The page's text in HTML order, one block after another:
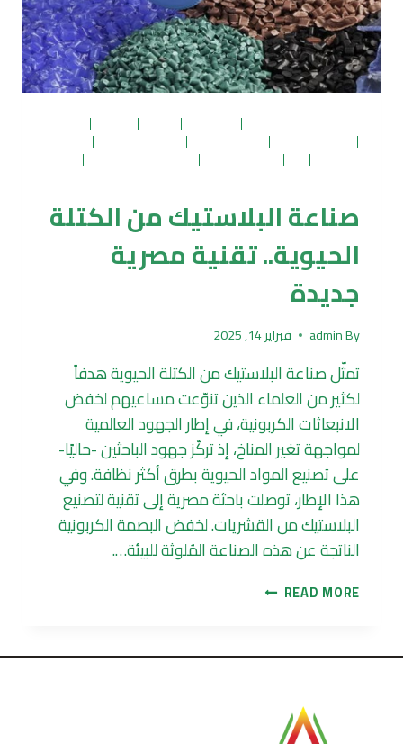
|
|
|
|
|
|
|
|
|
|
|
|
|
صناعة البلاستيك من الكتلة
الحيوية.. تقنية مصرية
جديدة
By
admin فبراير 14, 2025
تمثّل صناعة البلاستيك من الكتلة الحيوية هدفاً
لكثير من العلماء الذين تنوّعت مساعيهم لخفض
الانبعاثات الكربونية، في إطار الجهود العالمية
لمواجهة تغير المناخ، إذ تركّز جهود الباحثين -حاليًا-
على تصنيع المواد الحيوية بطرق أكثر نظافة. وفي
هذا الإطار، توصلت باحثة مصرية إلى تقنية لتصنيع
البلاستيك من القشريات. لخفض البصمة الكربونية
الناتجة عن هذه الصناعة المُلوثة للبيئة….
READ MORE صناعة
الكتلة
جديدة